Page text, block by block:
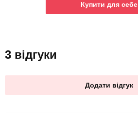
Купити для себе
3 відгуки
Додати відгук